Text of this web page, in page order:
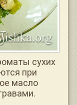
сухих
при
масло